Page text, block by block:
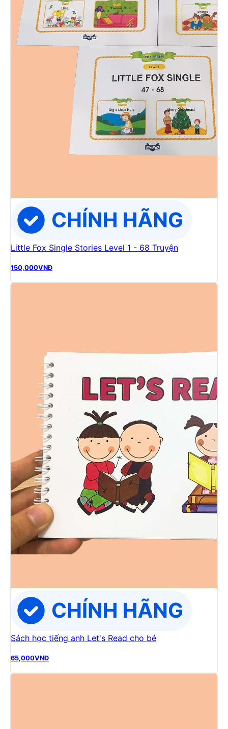
Little Fox Single Stories Level 1 - 68 Truyện
150,000VNĐ
Sách học tiếng anh Let's Read cho bé
65,000VNĐ